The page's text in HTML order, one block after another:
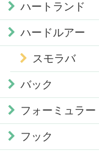
ハートランド
ハードルアー
スモラバ
バック
フォーミュラー
フック